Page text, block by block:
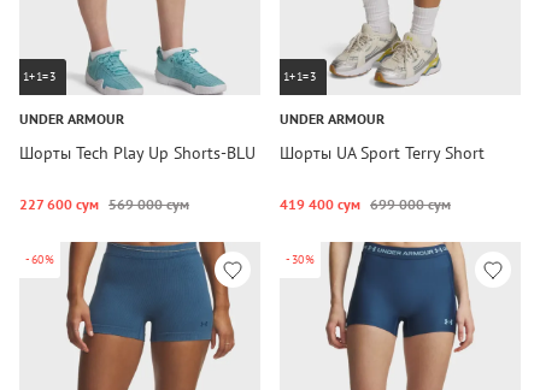
1+1=3
UNDER ARMOUR
Шорты Tech Play Up Shorts-BLU
227 600 сум 569 000 сум
1+1=3
UNDER ARMOUR
Шорты UA Sport Terry Short
419 400 сум 699 000 сум
-60% -30%